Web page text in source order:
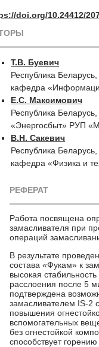
doi.org/10.24412/
Т.В. Буевич
Республика
кафедра
Е.С. Максимович
Республика
«Энергосбыт» РУП
В.Н. Сакевич
Республика
кафедра «Физика и
РЕФЕРАТ
Работа посвящена
замасливателя при
операций
В результате
состава «Фукам» к
высокая
расслоения после 5
подтверждена
замасливателем IS-2
повышения
вспомогательных
без огнестойкой
способствует